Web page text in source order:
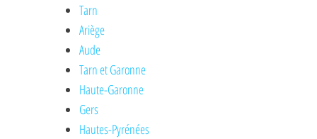
Tarn
Ariège
Aude
Tarn et Garonne
Haute-Garonne
Gers
Hautes-Pyrénées